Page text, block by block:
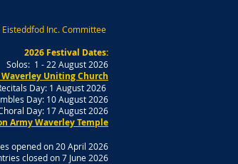
Inc. Committee
2026 Festival Dates:
Solos: 1 - 22 August 2026
Uniting Church
Day: 1 August 2026
Day: 10 August 2026
Day: 17 August 2026
Army Waverley Temple
opened on 20 April 2026
closed on 7 June 2026